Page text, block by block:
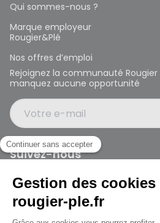
Qui sommes-nous ?
Marque employeur
Rougier&Plé
Nos offres d’emploi
Rejoignez la communauté
manquez aucune opportunité
Votre e-mail
Suivez-nous
Rougier et Plé 2024 Copyright